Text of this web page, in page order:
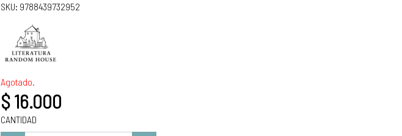
SKU: 9788439732952
Agotado.
$ 16.000
CANTIDAD